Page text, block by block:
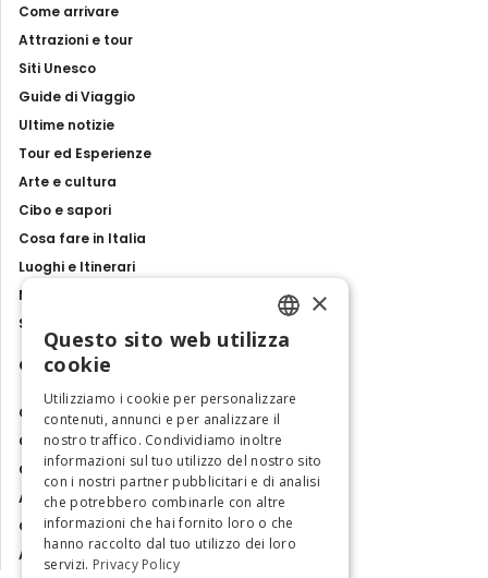
Come arrivare
Attrazioni e tour
Siti Unesco
Guide di Viaggio
Ultime notizie
Tour ed Esperienze
Arte e cultura
Cibo e sapori
Cosa fare in Italia
Luoghi e Itinerari
Mostre, eventi e spettacoli
Storie e tradizioni
Contatti
Chi siamo
Collabora con noi
Contatti
Ambasciatrice dell'Eccellenza
Osservatorio Turismo
Area Riservata
ENGLISH
ITALIAN
×
Questo sito web utilizza
cookie
Utilizziamo i cookie per personalizzare
contenuti, annunci e per analizzare il
nostro traffico. Condividiamo inoltre
informazioni sul tuo utilizzo del nostro sito
con i nostri partner pubblicitari e di analisi
che potrebbero combinarle con altre
informazioni che hai fornito loro o che
hanno raccolto dal tuo utilizzo dei loro
servizi. Privacy Policy